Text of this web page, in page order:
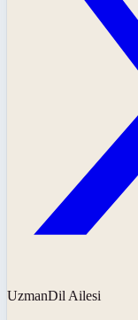
UzmanDil Ailesi